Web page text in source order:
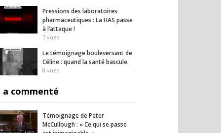
Pressions des laboratoires
pharmaceutiques : La HAS passe
à l’attaque !
7 vues
Le témoignage bouleversant de
Céline : quand la santé bascule.
8 vues
a commenté
Témoignage de Peter
McCullough : « Ce qui se passe